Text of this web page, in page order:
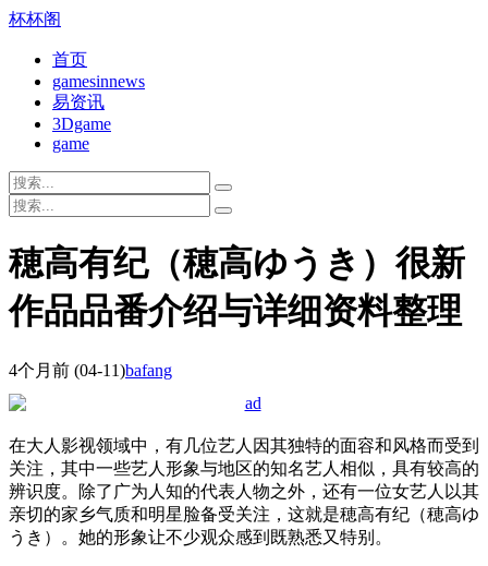
杯杯阁
首页
gamesinnews
易资讯
3Dgame
game
穂高有纪（穂高ゆうき）很新
作品品番介绍与详细资料整理
4个月前 (04-11)bafang
在大人影视领域中，有几位艺人因其独特的面容和风格而受到
关注，其中一些艺人形象与地区的知名艺人相似，具有较高的
辨识度。除了广为人知的代表人物之外，还有一位女艺人以其
亲切的家乡气质和明星脸备受关注，这就是穂高有纪（穂高ゆ
うき）。她的形象让不少观众感到既熟悉又特别。